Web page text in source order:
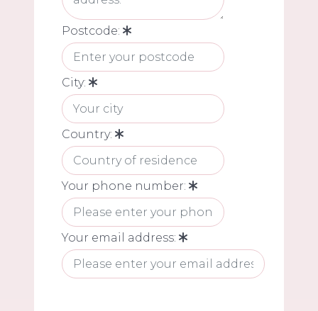
Postcode:
City:
Country:
Your phone number:
Your email address: